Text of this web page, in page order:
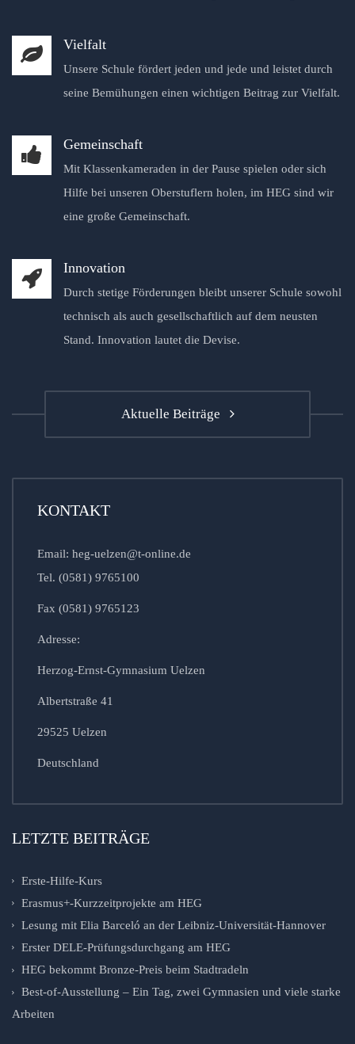
Vielfalt
Unsere Schule fördert jeden und jede und leistet durch
seine Bemühungen einen wichtigen Beitrag zur Vielfalt.
Gemeinschaft
Mit Klassenkameraden in der Pause spielen oder sich
Hilfe bei unseren Oberstuflern holen, im HEG sind wir
eine große Gemeinschaft.
Innovation
Durch stetige Förderungen bleibt unserer Schule sowohl
technisch als auch gesellschaftlich auf dem neusten
Stand. Innovation lautet die Devise.
Aktuelle Beiträge
KONTAKT
Email: heg-uelzen@t-online.de
Tel. (0581) 9765100
Fax (0581) 9765123
Adresse:
Herzog-Ernst-Gymnasium Uelzen
Albertstraße 41
29525 Uelzen
Deutschland
LETZTE BEITRÄGE
Erste-Hilfe-Kurs
Erasmus+-Kurzzeitprojekte am HEG
Lesung mit Elia Barceló an der Leibniz-Universität-Hannover
Erster DELE-Prüfungsdurchgang am HEG
HEG bekommt Bronze-Preis beim Stadtradeln
Best-of-Ausstellung – Ein Tag, zwei Gymnasien und viele starke
Arbeiten